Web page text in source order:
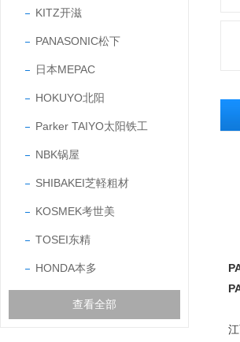
KITZ开滋
PANASONIC松下
日本MEPAC
HOKUYO北阳
Parker TAIYO太阳铁工
NBK锅屋
SHIBAKEI芝軽粗材
KOSMEK考世美
TOSEI东精
HONDA本多
查看全部